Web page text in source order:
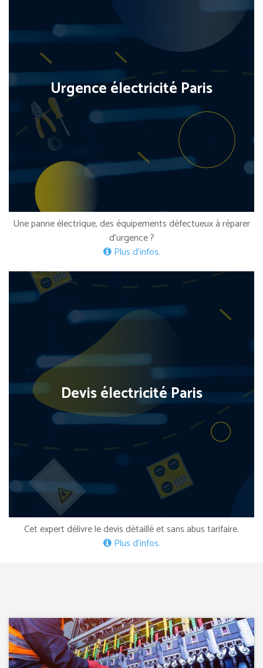
Urgence électricité Paris
Une panne électrique, des équipements défectueux à réparer
d’urgence ?
Plus d’infos.
Devis électricité Paris
Cet expert délivre le devis détaillé et sans abus tarifaire.
Plus d’infos.